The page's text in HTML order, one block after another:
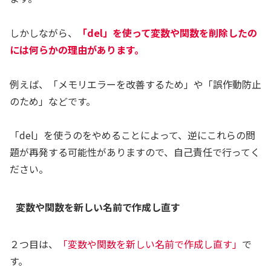
しかしながら、
「del」を使って変数や関数を削除したの
には何らかの理由があります。
例えば、「メモリエラーを改善するため」や「誤作動防止
のため」などです。
「del」を使うのをやめることによって、逆にこれらの問
題が再発する可能性がありますので、自己責任で行ってく
ださい。
変数や関数を新しい名前で作成し直す
２つ目は、 「変数や関数を新しい名前で作成し直す」 で
す。